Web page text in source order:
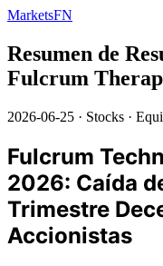
MarketsFN
Resumen de
Fulcrum
2026-06-25 · Stocks ·
Fulcrum
2026: Caída
Trimestre
Accionistas